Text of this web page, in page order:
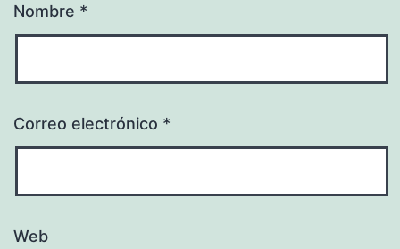
Nombre *
Correo electrónico *
Web